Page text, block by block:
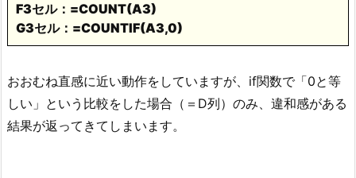
F3セル：=COUNT(A3)
G3セル：=COUNTIF(A3,0)
おおむね直感に近い動作をしていますが、if関数で「0と等
しい」という比較をした場合（＝D列）のみ、違和感がある
結果が返ってきてしまいます。